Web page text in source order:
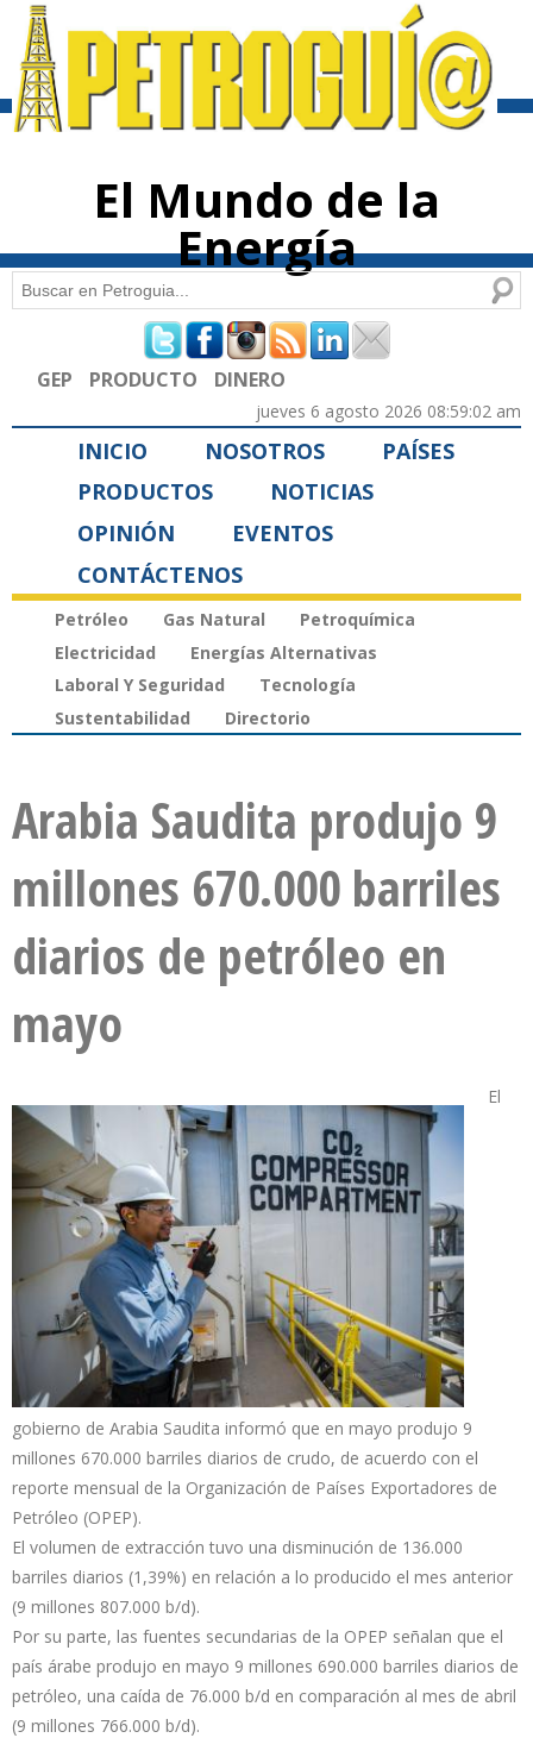
contenido
El Mundo de la
Energía
Formulario de búsqueda
Buscar
GEP PRODUCTO DINERO
jueves 6 agosto 2026 08:59:02 am
INICIO NOSOTROS
PAÍSES
PRODUCTOS
NOTICIAS
OPINIÓN
EVENTOS
CONTÁCTENOS
Petróleo Gas Natural
Petroquímica
Electricidad
Energías Alternativas
Laboral Y Seguridad
Tecnología
Sustentabilidad
Directorio
Arabia Saudita produjo 9
millones 670.000 barriles
diarios de petróleo en
mayo
El
gobierno de Arabia Saudita informó que en mayo produjo 9
millones 670.000 barriles diarios de crudo, de acuerdo con el
reporte mensual de la Organización de Países Exportadores de
Petróleo (OPEP).
El volumen de extracción tuvo una disminución de 136.000
barriles diarios (1,39%) en relación a lo producido el mes anterior
(9 millones 807.000 b/d).
Por su parte, las fuentes secundarias de la OPEP señalan que el
país árabe produjo en mayo 9 millones 690.000 barriles diarios de
petróleo, una caída de 76.000 b/d en comparación al mes de abril
(9 millones 766.000 b/d).